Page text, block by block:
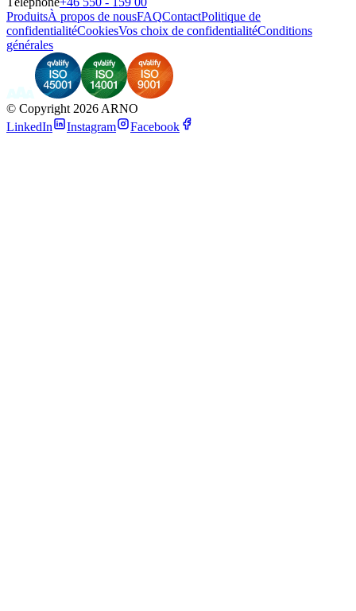
ProduitsÀ propos de nousFAQContactPolitique de
confidentialitéCookiesVos choix de confidentialitéConditions
générales
© Copyright 2026 ARNO
LinkedIn
Instagram Facebook